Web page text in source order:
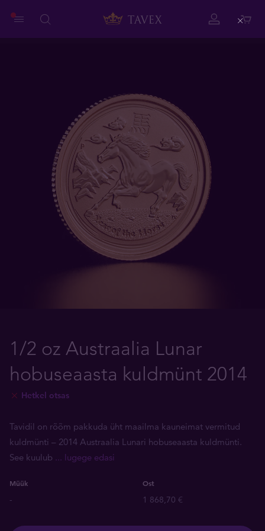
1/2 oz Austraalia Lunar
hobuseaasta kuldmünt 2014
Hetkel otsas
Tavidil on rõõm pakkuda üht maailma kauneimat vermitud
kuldmünti ­– 2014 Austraalia Lunari hobuseaasta kuldmünti.
See kuulub ... lugege edasi
Müük Ost
- 1 868,70 €
Close